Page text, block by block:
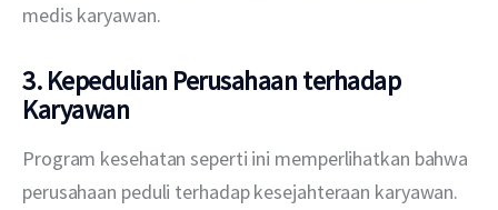
medis karyawan.
3. Kepedulian Perusahaan terhadap
Karyawan
Program kesehatan seperti ini memperlihatkan bahwa
perusahaan peduli terhadap kesejahteraan karyawan.